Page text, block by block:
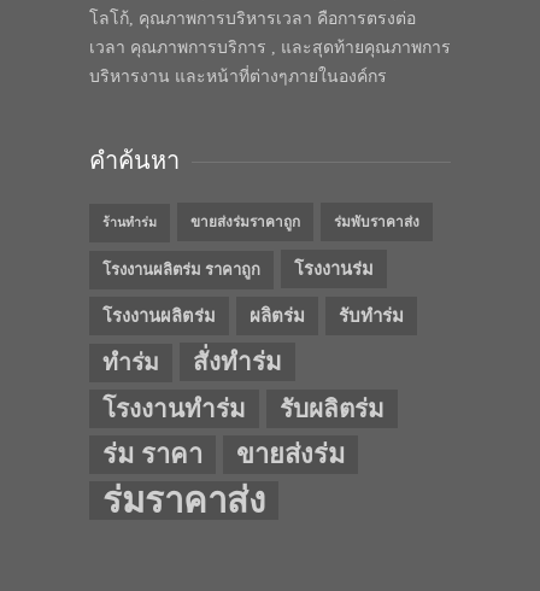
โลโก้, คุณภาพการบริหารเวลา คือการตรงต่อ
เวลา คุณภาพการบริการ , และสุดท้ายคุณภาพการ
บริหารงาน และหน้าที่ต่างๆภายในองค์กร
คำค้นหา
ร้านทำร่ม ขายส่งร่มราคาถูก ร่มพับราคาส่ง
โรงงานผลิตร่ม ราคาถูก โรงงานร่ม
โรงงานผลิตร่ม ผลิตร่ม รับทำร่ม
ทำร่ม
สั่งทำร่ม
โรงงานทำร่ม
รับผลิตร่ม
ร่ม ราคา ขายส่งร่ม
ร่มราคาส่ง